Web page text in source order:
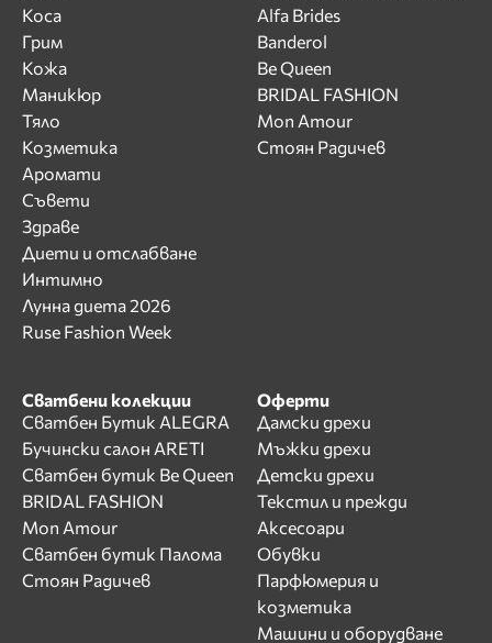
Коса
Грим
Кожа
Маникюр
Тяло
Козметика
Аромати
Съвети
Здраве
Диети и отслабване
Интимно
Лунна диета 2026
Ruse Fashion Week
Alfa Brides
Banderol
Be Queen
BRIDAL FASHION
Mon Amour
Стоян Радичев
Сватбени колекции
Сватбен Бутик ALEGRA
Бучински салон ARETI
Сватбен бутик Be Queen
BRIDAL FASHION
Mon Amour
Сватбен бутик Палома
Стоян Радичев
Оферти
Дамски дрехи
Мъжки дрехи
Детски дрехи
Текстил и прежди
Аксесоари
Обувки
Парфюмерия и
козметика
Машини и оборудване